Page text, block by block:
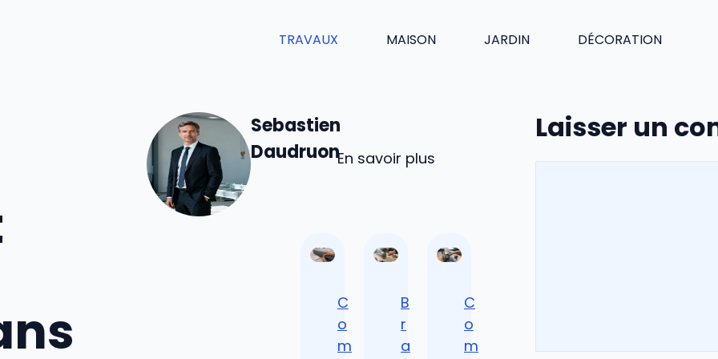
TRAVAUX MAISON JARDIN DÉCORATION
Sebastien
DaudruonEn savoir plus
C
o
m
B
r
a
C
o
m
Laisser un